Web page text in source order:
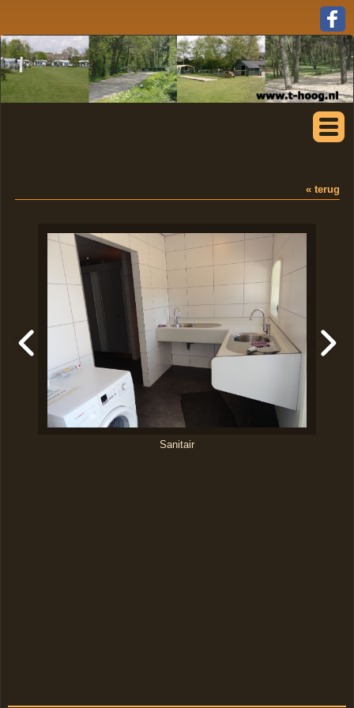
« terug
Sanitair